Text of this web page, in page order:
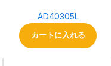
AD40305L
カートに入れる